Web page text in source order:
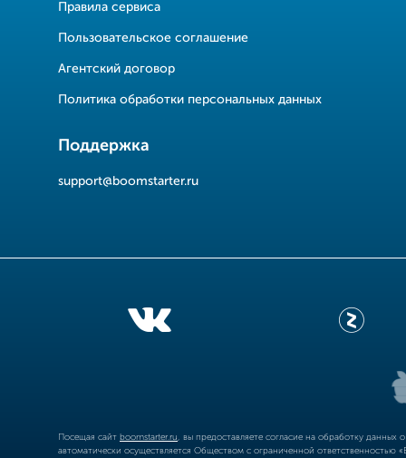
Правила сервиса
Пользовательское соглашение
Агентский договор
Политика обработки персональных данных
Поддержка
support@boomstarter.ru
Посещая сайт boomstarter.ru , вы предоставляете согласие на обработку
автоматически осуществляется Обществом с ограниченной